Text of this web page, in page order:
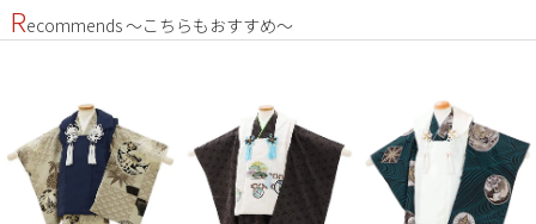
Recommends ～こちらもおすすめ～